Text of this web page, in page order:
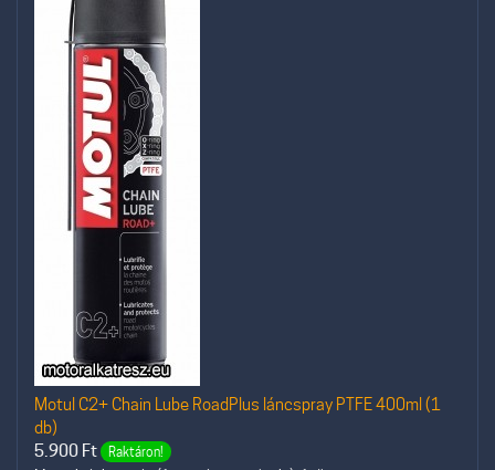
Motul C2+ Chain Lube RoadPlus láncspray PTFE 400ml (1
db)
5.900 Ft Raktáron!